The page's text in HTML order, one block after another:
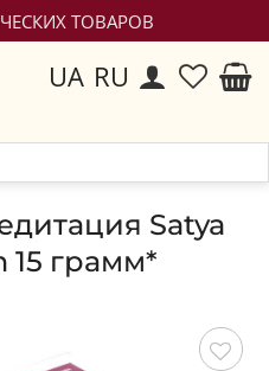
ТОВАРОВ
UA RU
Satya
15 грамм*